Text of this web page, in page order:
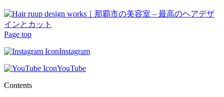
Page top
Instagram
YouTube
Contents